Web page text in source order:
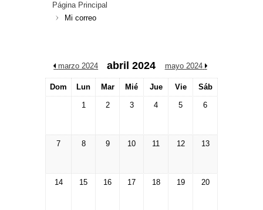
Página Principal
Mi correo
/ marzo 2024 abril 2024 mayo 2024 /
Dom Lun Mar Mié Jue Vie Sáb
1 2 3 4 5 6
7 8 9 10 11 12 13
14 15 16 17 18 19 20